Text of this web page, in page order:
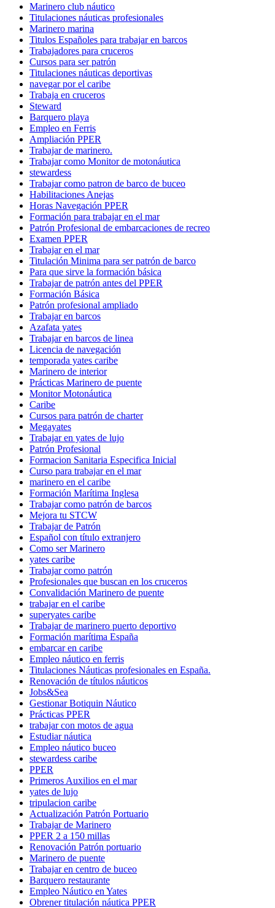
Marinero club náutico
Titulaciones náuticas profesionales
Marinero marina
Titulos Españoles para trabajar en barcos
Trabajadores para cruceros
Cursos para ser patrón
Titulaciones náuticas deportivas
navegar por el caribe
Trabaja en cruceros
Steward
Barquero playa
Empleo en Ferris
Ampliación PPER
Trabajar de marinero.
Trabajar como Monitor de motonáutica
stewardess
Trabajar como patron de barco de buceo
Habilitaciones Anejas
Horas Navegación PPER
Formación para trabajar en el mar
Patrón Profesional de embarcaciones de recreo
Examen PPER
Trabajar en el mar
Titulación Minima para ser patrón de barco
Para que sirve la formación básica
Trabajar de patrón antes del PPER
Formación Básica
Patrón profesional ampliado
Trabajar en barcos
Azafata yates
Trabajar en barcos de linea
Licencia de navegación
temporada yates caribe
Marinero de interior
Prácticas Marinero de puente
Monitor Motonáutica
Caribe
Cursos para patrón de charter
Megayates
Trabajar en yates de lujo
Patrón Profesional
Formacion Sanitaria Especifica Inicial
Curso para trabajar en el mar
marinero en el caribe
Formación Marítima Inglesa
Trabajar como patrón de barcos
Mejora tu STCW
Trabajar de Patrón
Español con título extranjero
Como ser Marinero
yates caribe
Trabajar como patrón
Profesionales que buscan en los cruceros
Convalidación Marinero de puente
trabajar en el caribe
superyates caribe
Trabajar de marinero puerto deportivo
Formación marítima España
embarcar en caribe
Empleo náutico en ferris
Titulaciones Náuticas profesionales en España.
Renovación de títulos náuticos
Jobs&Sea
Gestionar Botiquin Náutico
Prácticas PPER
trabajar con motos de agua
Estudiar náutica
Empleo náutico buceo
stewardess caribe
PPER
Primeros Auxilios en el mar
yates de lujo
tripulacion caribe
Actualización Patrón Portuario
Trabajar de Marinero
PPER 2 a 150 millas
Renovación Patrón portuario
Marinero de puente
Trabajar en centro de buceo
Barquero restaurante
Empleo Náutico en Yates
Obrener titulación náutica PPER